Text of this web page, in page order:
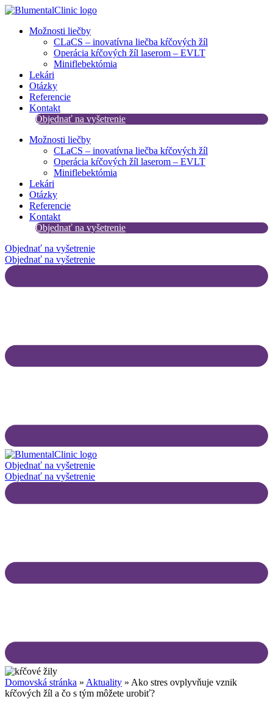
Preskočiť
obsah
Možnosti liečby
CLaCS – inovatívna liečba kŕčových žíl​
Operácia kŕčových žíl laserom – EVLT
Miniflebektómia
Lekári
Otázky
Referencie
Kontakt
Objednať na vyšetrenie
Možnosti liečby
CLaCS – inovatívna liečba kŕčových žíl​
Operácia kŕčových žíl laserom – EVLT
Miniflebektómia
Lekári
Otázky
Referencie
Kontakt
Objednať na vyšetrenie
Objednať na vyšetrenie
Objednať na vyšetrenie
Objednať na vyšetrenie
Objednať na vyšetrenie
Domovská stránka » Aktuality » Ako stres ovplyvňuje vznik
kŕčových žíl a čo s tým môžete urobiť?